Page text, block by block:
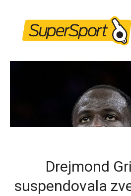
content
Drejmond
suspendovala